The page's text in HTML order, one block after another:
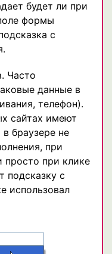
будет ли при
формы
с
Часто
данные в
телефон).
сайтах имеют
браузере не
при
просто при клике
подсказку с
использовал